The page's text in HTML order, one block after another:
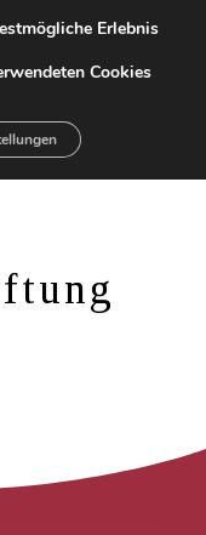
Erlebnis
Cookies